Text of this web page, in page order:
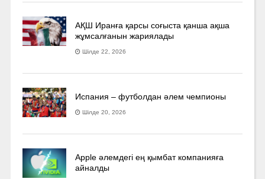
АҚШ Иранға қарсы соғыста қанша ақша
жұмсалғанын жариялады
Шілде 22, 2026
Испания – футболдан әлем чемпионы
Шілде 20, 2026
Apple әлемдегі ең қымбат компанияға
айналды